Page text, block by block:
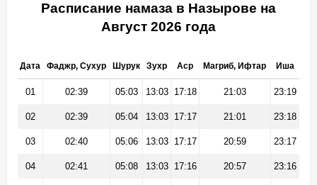
Расписание намаза в Назырове на
Август 2026 года
Дата Фаджр, Сухур Шурук Зухр Аср Магриб, Ифтар Иша
01 02:39 05:03 13:03 17:18 21:03 23:19
02 02:39 05:04 13:03 17:17 21:01 23:18
03 02:40 05:06 13:03 17:17 20:59 23:17
04 02:41 05:08 13:03 17:16 20:57 23:16